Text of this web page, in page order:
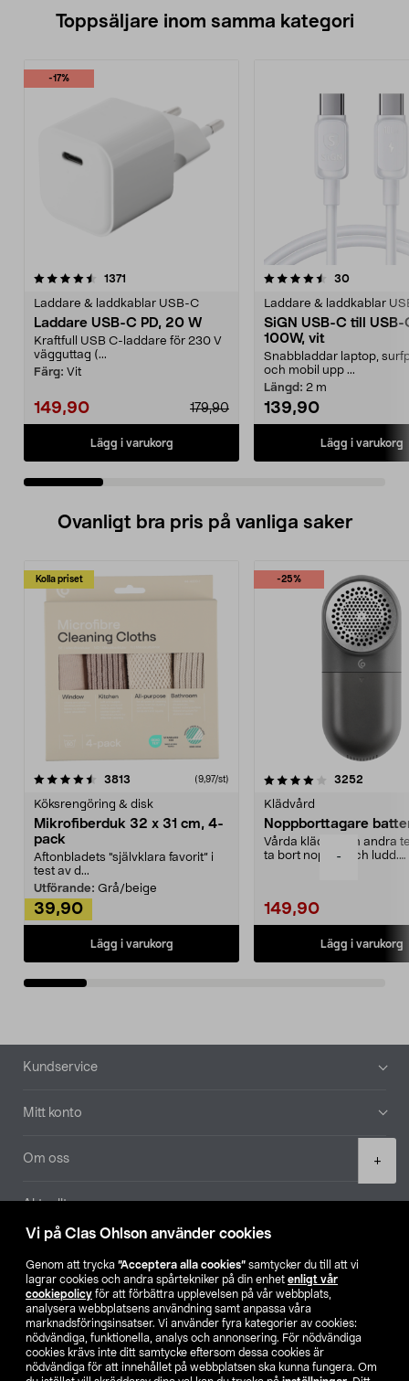
Vi på Clas Ohlson använder cookies
Genom att trycka ”Acceptera alla cookies” samtycker du till att vi
lagrar cookies och andra spårtekniker på din enhet enligt vår
cookiepolicy för att förbättra upplevelsen på vår webbplats,
analysera webbplatsens användning samt anpassa våra
marknadsföringsinsatser. Vi använder fyra kategorier av cookies:
nödvändiga, funktionella, analys och annonsering. För nödvändiga
cookies krävs inte ditt samtycke eftersom dessa cookies är
nödvändiga för att innehållet på webbplatsen ska kunna fungera. Om
-
+
Toppsäljare inom samma kategori
-17%
1371
Laddare & laddkablar USB-C
Laddare USB-C PD, 20 W
Kraftfull USB C-laddare för 230 V
vägguttag (...
Färg: Vit
149,90 179,90
Lägg i varukorg
4.5 av 5 stjärnor 30
Laddare & laddkablar
SiGN USB-C till
100W, vit
Snabbladdar laptop,
och mobil upp ...
Längd: 2 m
139,90
Lägg i varukorg
4.5 av 5 stjärnor
Ovanligt bra pris på vanliga saker
Kolla priset
3813 (9,97/st)
Köksrengöring & disk
Mikrofiberduk 32 x 31 cm, 4-
pack
Aftonbladets "självklara favorit” i
test av d...
Utförande: Grå/beige
39,90
Lägg i varukorg
-25%
4.0av 5 stjärnor 3252
Klädvård
Noppborttagare
Vårda kläder och andra
ta bort noppor och ludd.
149,90
Lägg i varukorg
4.5av 5 stjärnor
Sidfot
Kundservice
Mitt konto
Om oss
Aktuellt
Hitta butik
SE NO FI